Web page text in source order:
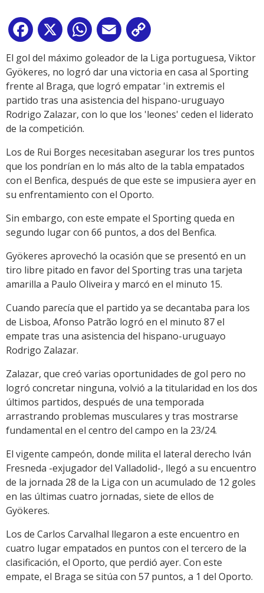
Facebook
X WhatsApp
Email
Link
El gol del máximo goleador de la Liga portuguesa, Viktor
Gyökeres, no logró dar una victoria en casa al Sporting
frente al Braga, que logró empatar 'in extremis el
partido tras una asistencia del hispano-uruguayo
Rodrigo Zalazar, con lo que los 'leones' ceden el liderato
de la competición.
Los de Rui Borges necesitaban asegurar los tres puntos
que los pondrían en lo más alto de la tabla empatados
con el Benfica, después de que este se impusiera ayer en
su enfrentamiento con el Oporto.
Sin embargo, con este empate el Sporting queda en
segundo lugar con 66 puntos, a dos del Benfica.
Gyökeres aprovechó la ocasión que se presentó en un
tiro libre pitado en favor del Sporting tras una tarjeta
amarilla a Paulo Oliveira y marcó en el minuto 15.
Cuando parecía que el partido ya se decantaba para los
de Lisboa, Afonso Patrão logró en el minuto 87 el
empate tras una asistencia del hispano-uruguayo
Rodrigo Zalazar.
Zalazar, que creó varias oportunidades de gol pero no
logró concretar ninguna, volvió a la titularidad en los dos
últimos partidos, después de una temporada
arrastrando problemas musculares y tras mostrarse
fundamental en el centro del campo en la 23/24.
El vigente campeón, donde milita el lateral derecho Iván
Fresneda -exjugador del Valladolid-, llegó a su encuentro
de la jornada 28 de la Liga con un acumulado de 12 goles
en las últimas cuatro jornadas, siete de ellos de
Gyökeres.
Los de Carlos Carvalhal llegaron a este encuentro en
cuatro lugar empatados en puntos con el tercero de la
clasificación, el Oporto, que perdió ayer. Con este
empate, el Braga se sitúa con 57 puntos, a 1 del Oporto.